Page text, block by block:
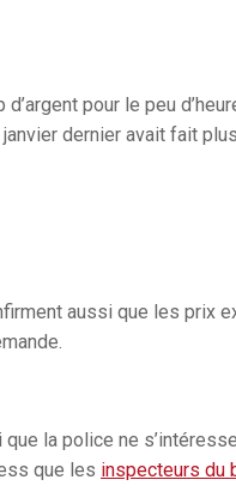
pour le peu
janvier dernier avait fait
aussi que les prix
la police ne
que les inspecteurs du